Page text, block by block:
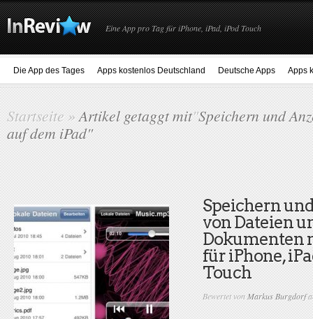
Eine App pro Tag für iPhone, iPad, iPod Touch
Die App des Tages Apps kostenlos Deutschland Deutsche Apps Apps
Startseite »Artikel getaggt mit"Speichern und
auf dem iPad"
Speichern
von Dateien
Dokumenten
für iPhone,
Touch
Bewertet vonMarkus Burgdorf